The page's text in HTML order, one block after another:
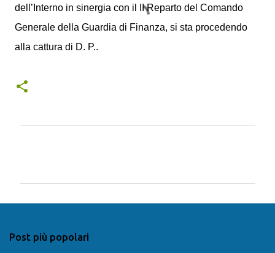
dell’Interno in sinergia con il II Reparto del Comando
Generale della Guardia di Finanza, si sta procedendo
alla cattura di D. P..
Post più popolari